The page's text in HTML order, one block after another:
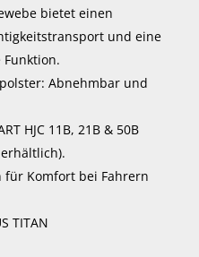
bietet einen
und eine
Abnehmbar und
HJC 11B, 21B & 50B
Komfort bei Fahrern
TITAN